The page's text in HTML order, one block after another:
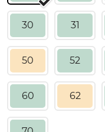
30 31
50 52
60 62